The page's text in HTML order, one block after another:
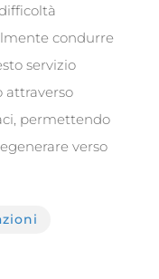
condurre
servizio
attraverso
permettendo
verso